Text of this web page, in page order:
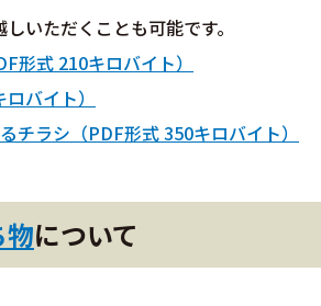
いただくことも可能です。
形式 210キロバイト）
バイト）
チラシ（PDF形式 350キロバイト）
について